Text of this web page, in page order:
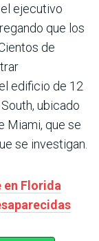
el ejecutivo
que los
de
edificio de 12
ubicado
Miami, que se
se investigan.
en Florida